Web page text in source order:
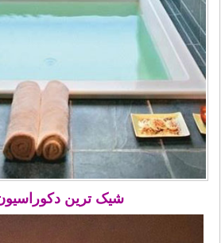
شیک ترین